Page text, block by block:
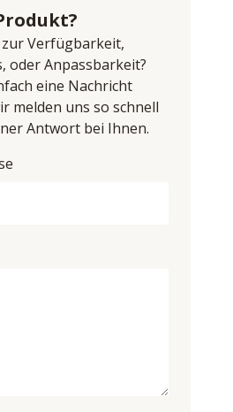
Verfügbarkeit,
oder Anpassbarkeit?
eine Nachricht
melden uns so schnell
Antwort bei Ihnen.